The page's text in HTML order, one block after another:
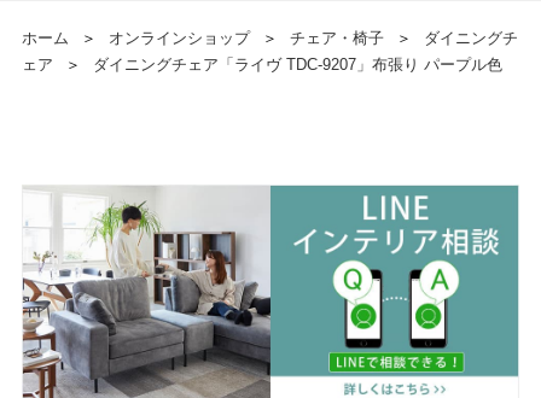
ホーム ＞ オンラインショップ ＞ チェア・椅子 ＞
ダイニングチ
ェア
＞ ダイニングチェア「ライヴ TDC-9207」布張り パープル色